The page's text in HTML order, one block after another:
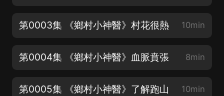
第0003集 《鄉村小神醫》村花很熱 10min
第0004集 《鄉村小神醫》血脈賁張 8min
第0005集 《鄉村小神醫》了解跑山 10min